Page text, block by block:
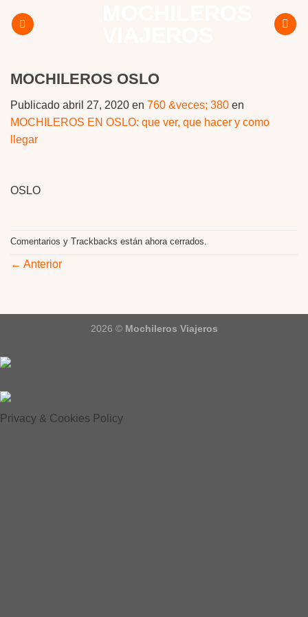
MOCHILEROS OSLO
Publicado abril 27, 2020 en 760 &veces; 380 en
MOCHILEROS EN OSLO: que ver, que hacer y como
llegar
OSLO
Comentarios y Trackbacks están ahora cerrados.
← Anterior
2026 © Mochileros Viajeros
Privacy & Cookies Policy